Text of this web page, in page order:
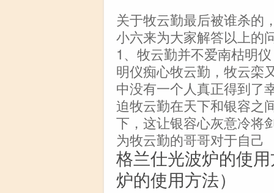
关于牧云勤最后被谁杀的
小六来为大家解答以上的
1、牧云勤并不爱南枯明
明仪痴心牧云勤，牧云栾
中没有一个人真正得到了
迫牧云勤在天下和银容之
下，这让银容心灰意冷将
为牧云勤的哥哥对于自己
格兰仕光波炉的使
炉的使用方法）